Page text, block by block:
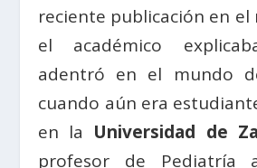
reciente publicación en
el académico
adentró en el mundo
cuando aún era
en la Universidad de
profesor de Pediatría